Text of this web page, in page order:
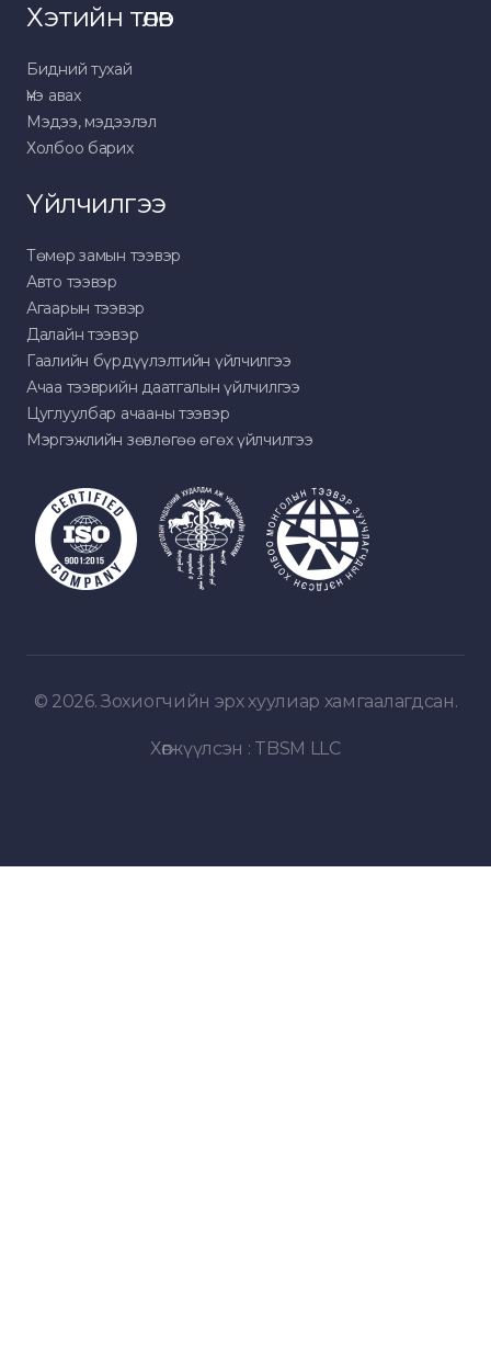
Хэтийн төлөв
Бидний тухай
Үнэ авах
Мэдээ, мэдээлэл
Холбоо барих
Үйлчилгээ
Төмөр замын тээвэр
Авто тээвэр
Агаарын тээвэр
Далайн тээвэр
Гаалийн бүрдүүлэлтийн үйлчилгээ
Ачаа тээврийн даатгалын үйлчилгээ
Цуглуулбар ачааны тээвэр
Мэргэжлийн зөвлөгөө өгөх үйлчилгээ
© 2026. Зохиогчийн эрх хуулиар хамгаалагдсан.
Хөгжүүлсэн : TBSM LLC